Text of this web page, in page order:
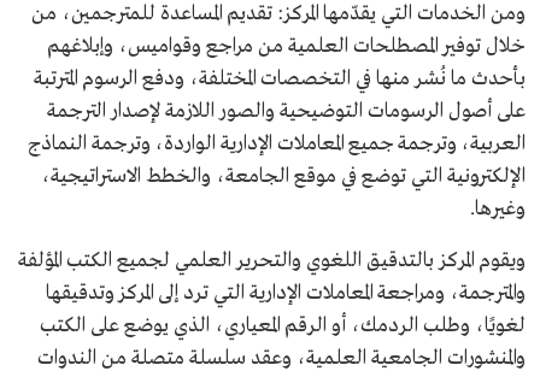
ومن الخدمات التي يقدّمها المركز: تقديم المساعدة للمترجمين، من
خلال توفير المصطلحات العلمية من مراجع وقواميس، وإبلاغهم
بأحدث ما نُشر منها في التخصصات المختلفة، ودفع الرسوم المترتبة
على أصول الرسومات التوضيحية والصور اللازمة لإصدار الترجمة
العربية، وترجمة جميع المعاملات الإدارية الواردة، وترجمة النماذج
الإلكترونية التي توضع في موقع الجامعة، والخطط الاستراتيجية،
وغيرها.
ويقوم المركز بالتدقيق اللغوي والتحرير العلمي لجميع الكتب المؤلفة
والمترجمة، ومراجعة المعاملات الإدارية التي ترد إلى المركز وتدقيقها
لغويًا، وطلب الردمك، أو الرقم المعياري، الذي يوضع على الكتب
والمنشورات الجامعية العلمية، وعقد سلسلة متصلة من الندوات